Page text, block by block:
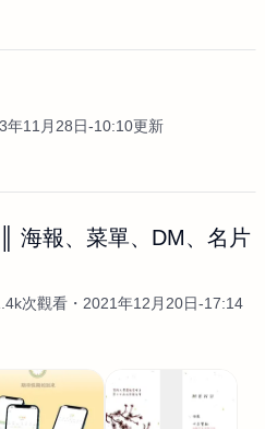
年11月28日-10:10更新
海報、菜單、DM、名片
次觀看
2021年12月20日-17:14